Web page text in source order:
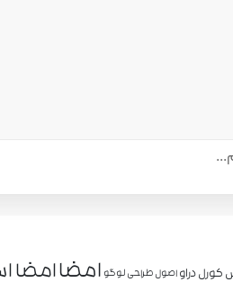
کورل دراواصول طراحی لوگو امضاامضا